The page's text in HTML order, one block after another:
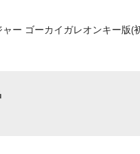
ー ゴーカイガレオンキー版(